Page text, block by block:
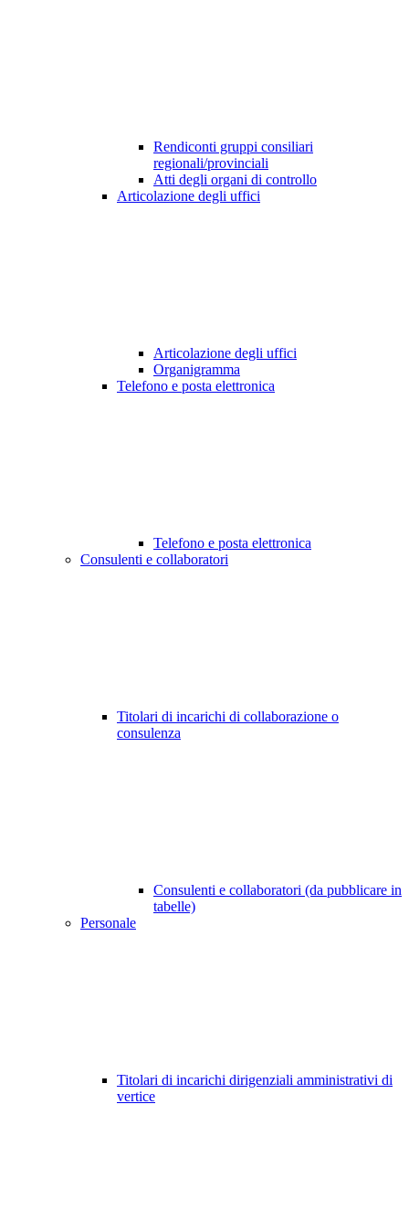
Rendiconti gruppi consiliari
regionali/provinciali
Atti degli organi di controllo
Articolazione degli uffici
Articolazione degli uffici
Organigramma
Telefono e posta elettronica
Telefono e posta elettronica
Consulenti e collaboratori
Titolari di incarichi di collaborazione o
consulenza
Consulenti e collaboratori (da pubblicare in
tabelle)
Personale
Titolari di incarichi dirigenziali amministrativi di
vertice